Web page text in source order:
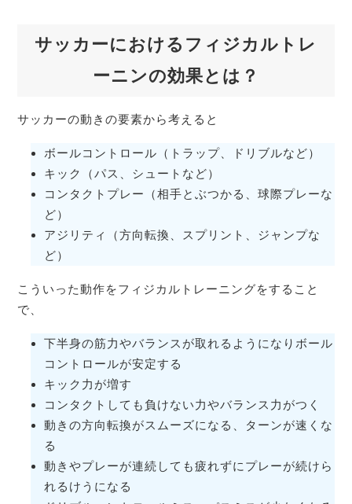
サッカーにおけるフィジカルトレ
ーニンの効果とは？
サッカーの動きの要素から考えると
ボールコントロール（トラップ、ドリブルなど）
キック（パス、シュートなど）
コンタクトプレー（相手とぶつかる、球際プレーな
ど）
アジリティ（方向転換、スプリント、ジャンプな
ど）
こういった動作をフィジカルトレーニングをすること
で、
下半身の筋力やバランスが取れるようになりボール
コントロールが安定する
キック力が増す
コンタクトしても負けない力やバランス力がつく
動きの方向転換がスムーズになる、ターンが速くな
る
動きやプレーが連続しても疲れずにプレーが続けら
れるけうになる